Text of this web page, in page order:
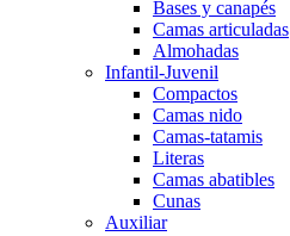
Bases y canapés
Camas articuladas
Almohadas
Infantil-Juvenil
Compactos
Camas nido
Camas-tatamis
Literas
Camas abatibles
Cunas
Auxiliar